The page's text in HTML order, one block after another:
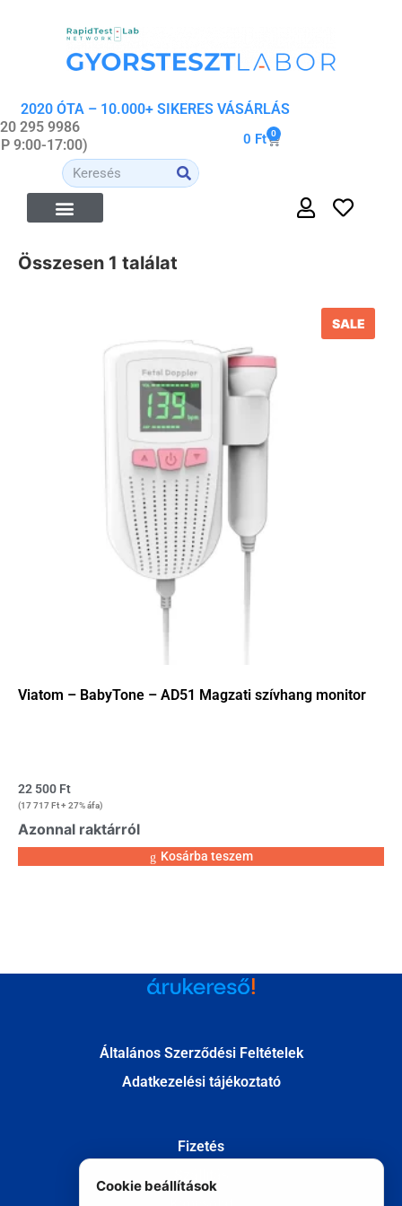
2020 ÓTA – 10.000+ SIKERES VÁSÁRLÁS
295 9986
9:00-17:00)
0 Ft 0
Összesen 1 találat
SALE
Viatom – BabyTone – AD51 Magzati szívhang monitor
22 500 Ft
(17 717Ft+ 27% áfa)
Azonnal raktárról
Kosárba teszem
Általános Szerződési Feltételek
Adatkezelési tájékoztató
Fizetés
Cookie beállítások